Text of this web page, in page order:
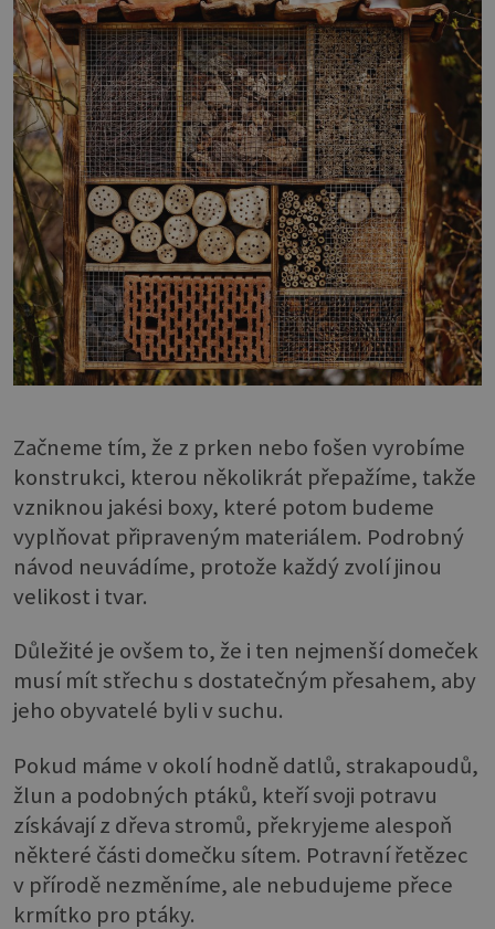
Začneme tím, že z prken nebo fošen vyrobíme
konstrukci, kterou několikrát přepažíme, takže
vzniknou jakési boxy, které potom budeme
vyplňovat připraveným materiálem. Podrobný
návod neuvádíme, protože každý zvolí jinou
velikost i tvar.
Důležité je ovšem to, že i ten nejmenší domeček
musí mít střechu s dostatečným přesahem, aby
jeho obyvatelé byli v suchu.
Pokud máme v okolí hodně datlů, strakapoudů,
žlun a podobných ptáků, kteří svoji potravu
získávají z dřeva stromů, překryjeme alespoň
některé části domečku sítem. Potravní řetězec
v přírodě nezměníme, ale nebudujeme přece
krmítko pro ptáky.